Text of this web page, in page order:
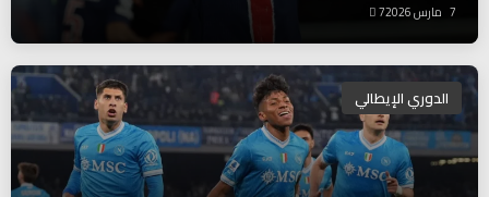
7 مارس 2026 7
الدوري الإيطالي